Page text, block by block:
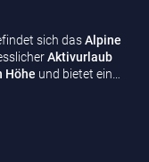
sich dasAlpine
Aktivurlaub
Höhe und bietet ein…